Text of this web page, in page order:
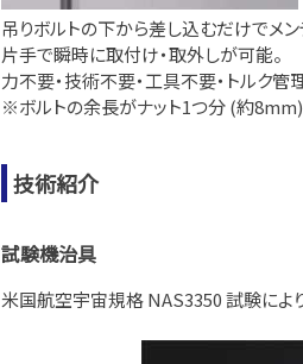
吊りボルトの下から差し込むだけでメン
片手で瞬時に取付け・取外しが可能。
力不要・技術不要・工具不要・トルク管
※ボルトの余長がナット1つ分 (約
技術紹介
試験機治具
米国航空宇宙規格 NAS3350 試験によ